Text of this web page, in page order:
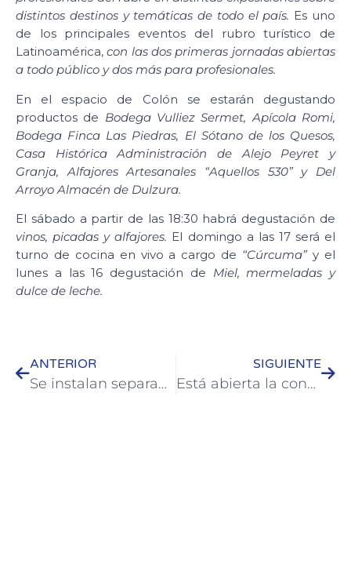
distintos destinos y temáticas de todo el país. Es uno
de los principales eventos del rubro turístico de
Latinoamérica,con las dos primeras jornadas abiertas
a todo público y dos más para profesionales.
En el espacio de Colón se estarán degustando
productos de Bodega Vulliez Sermet, Apícola Romi,
Bodega Finca Las Piedras, El Sótano de los Quesos,
Casa Histórica Administración de Alejo Peyret y
Granja, Alfajores Artesanales “Aquellos 530” y Del
Arroyo Almacén de Dulzura.
El sábado a partir de las 18:30 habrá degustación de
vinos, picadas y alfajores. El domingo a las 17 será el
turno de cocina en vivo a cargo de “Cúrcuma”y el
lunes a las 16 degustación de Miel, mermeladas y
dulce de leche.
ANTERIOR
Se instalan separadores viales en avenida Quirós
SIGUIENTE
Está abierta la convocatoria a la selectiva de artesanos